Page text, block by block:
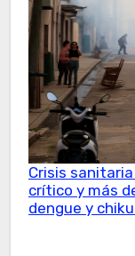
Crisis
crítico y más
dengue y